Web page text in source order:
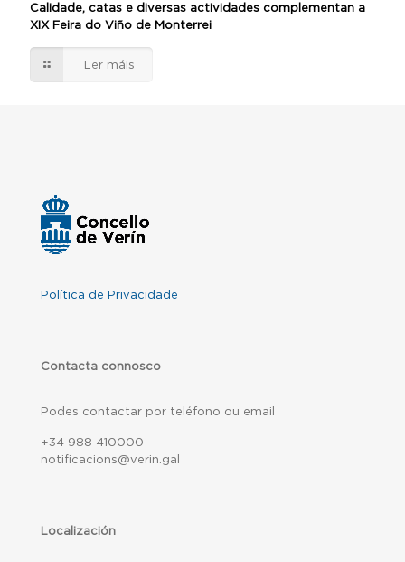
Calidade, catas e diversas actividades complementan a
XIX Feira do Viño de Monterrei
Ler máis
Política de Privacidade
Contacta connosco
Podes contactar por teléfono ou email
+34 988 410000
notificacions@verin.gal
Localización